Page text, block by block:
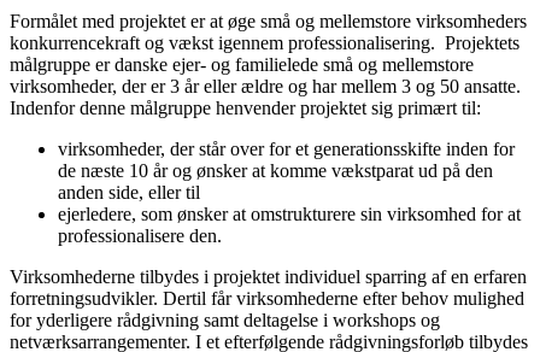
Formålet med projektet er at øge små og mellemstore virksomheders
konkurrencekraft og vækst igennem professionalisering. Projektets
målgruppe er danske ejer- og familielede små og mellemstore
virksomheder, der er 3 år eller ældre og har mellem 3 og 50 ansatte.
Indenfor denne målgruppe henvender projektet sig primært til:
virksomheder, der står over for et generationsskifte inden for
de næste 10 år og ønsker at komme vækstparat ud på den
anden side, eller til
ejerledere, som ønsker at omstrukturere sin virksomhed for at
professionalisere den.
Virksomhederne tilbydes i projektet individuel sparring af en erfaren
forretningsudvikler. Dertil får virksomhederne efter behov mulighed
for yderligere rådgivning samt deltagelse i workshops og
netværksarrangementer. I et efterfølgende rådgivningsforløb tilbydes